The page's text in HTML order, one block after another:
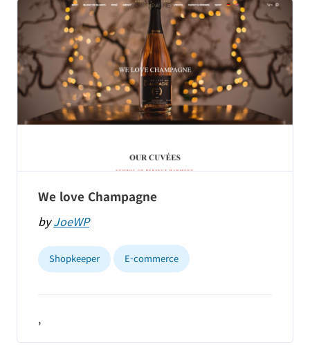
We love Champagne
byJoeWP
Shopkeeper E-commerce
,